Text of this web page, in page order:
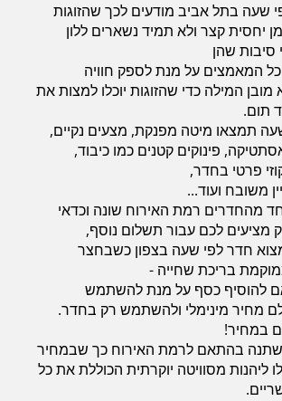
שעה בתל אביב מודעים לכך שהזוגות
יחסית קצר ולא תמיד נשארים ללון
סיבות שהן
כל המאמצים על מנת לספק חוויה
מובן המילה כדי שהזוגות יוכלו למצות את
תום.
תמצאו מיטה מפנקת, מצעים נקיים,
פינוקים קטנים כמו כיבוד,
פרטי בחדר,
משובח ועוד...
מהחדרים רמת האירוח שונה וכדאי
מציעים לכם עבור תשלום נוסף,
חדר לפי שעה בצפון כשבחצר
בריכת שחייה -
להוסיף כסף על מנת להשתמש
מחיר מינימלי ולהשתמש רק בחדר.
במחיר!
בהתאם לרמת האירוח כך שבמחיר
ליהנות מסוויטה יוקרתית הכוללת את כל